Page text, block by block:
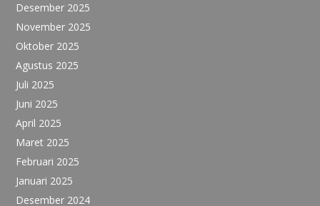
Desember 2025
November 2025
Oktober 2025
Agustus 2025
Juli 2025
Juni 2025
April 2025
Maret 2025
Februari 2025
Januari 2025
Desember 2024